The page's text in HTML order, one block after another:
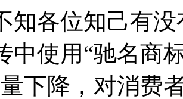
知各位知己有
中使用“驰名商
下降，对消费